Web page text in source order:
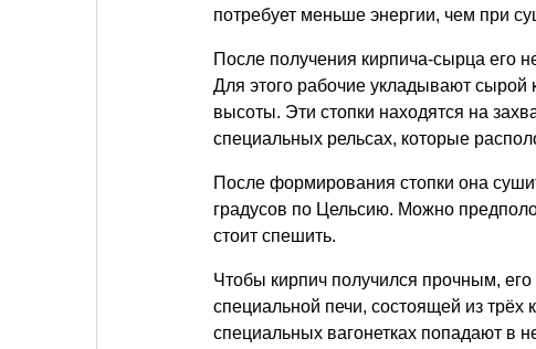
потребует меньше энергии, чем при
После получения кирпича-сырца его
Для этого рабочие укладывают сырой
высоты. Эти стопки находятся на
специальных рельсах, которые
После формирования стопки она
градусов по Цельсию. Можно
стоит спешить.
Чтобы кирпич получился прочным,
специальной печи, состоящей из трёх
специальных вагонетках попадают в